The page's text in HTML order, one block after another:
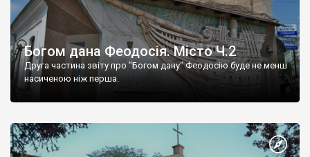
Богом дана Феодосія. Місто Ч.2
Друга частина звіту про "Богом дану" Феодосію буде не менш
насиченою ніж перша.